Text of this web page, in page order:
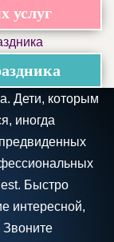
услуг
Дети, которым
иногда
Быстро
интересной,
Звоните